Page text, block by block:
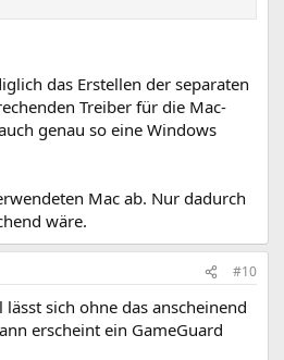
das Erstellen der separaten
Treiber für die Mac-
genau so eine Windows
Mac ab. Nur dadurch
wäre.
#10
sich ohne das anscheinend
erscheint ein GameGuard